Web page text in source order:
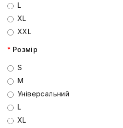
L
XL
XXL
Розмір
S
M
Універсальний
L
XL